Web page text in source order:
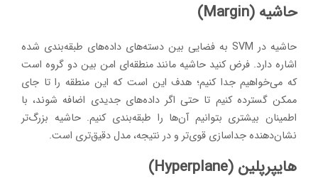
حاشیه (Margin)
حاشیه در SVM به فضایی بین دسته‌های داده‌های طبقه‌بندی شده
اشاره دارد. فرض کنید حاشیه مانند منطقه‌ای امن بین دو گروه است
که می‌خواهیم جدا کنیم؛ هدف این است که این منطقه را تا جای
ممکن گسترده کنیم تا حتی اگر داده‌های جدیدی اضافه شوند، با
اطمینان بیشتری بتوانیم آن‌ها را طبقه‌بندی کنیم. حاشیه بزرگ‌تر
نشان‌دهنده جداسازی قوی‌تر و در نتیجه، مدل دقیق‌تری است.
هایپرپلین (Hyperplane)